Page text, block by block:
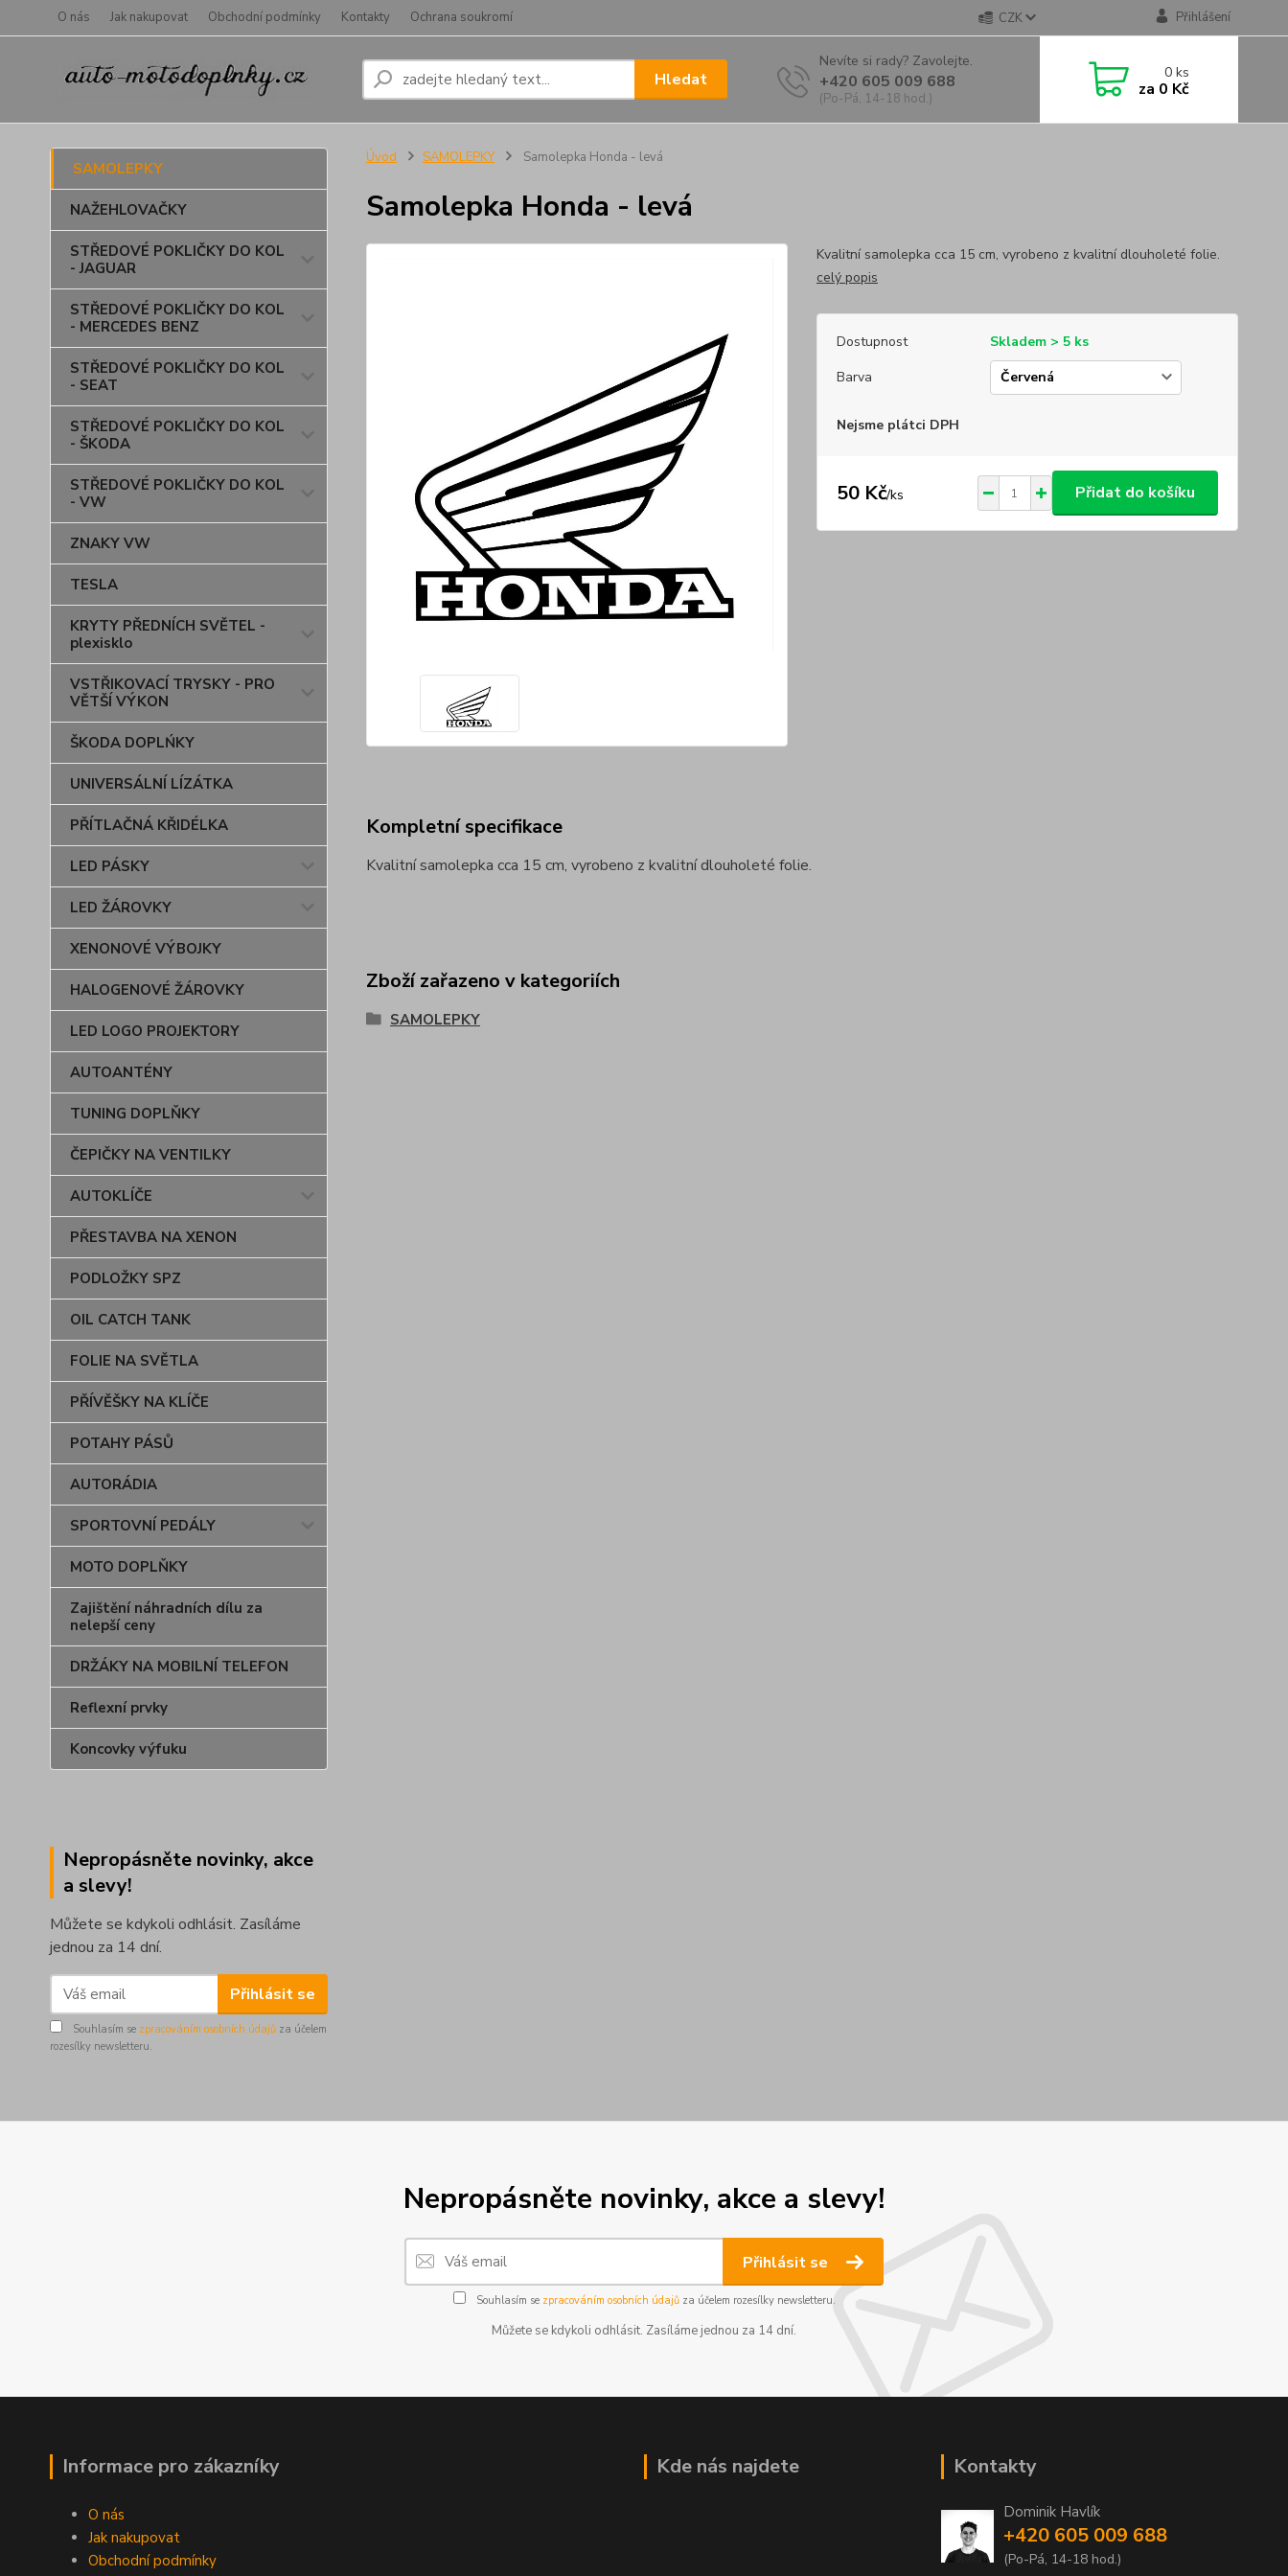
O nás Jak nakupovat Obchodní podmínky Kontakty Ochrana soukromí CZK Přihlášení
Hledat
Nevíte si rady? Zavolejte.
+420 605 009 688
(Po-Pá, 14-18 hod.)
0ks
za 0 Kč
SAMOLEPKY
NAŽEHLOVAČKY
STŘEDOVÉ POKLIČKY DO KOL
- JAGUAR
STŘEDOVÉ POKLIČKY DO KOL
- MERCEDES BENZ
STŘEDOVÉ POKLIČKY DO KOL
- SEAT
STŘEDOVÉ POKLIČKY DO KOL
- ŠKODA
STŘEDOVÉ POKLIČKY DO KOL
- VW
ZNAKY VW
TESLA
KRYTY PŘEDNÍCH SVĚTEL -
plexisklo
VSTŘIKOVACÍ TRYSKY - PRO
VĚTŠÍ VÝKON
ŠKODA DOPLŃKY
UNIVERSÁLNÍ LÍZÁTKA
PŘÍTLAČNÁ KŘIDÉLKA
LED PÁSKY
LED ŽÁROVKY
XENONOVÉ VÝBOJKY
HALOGENOVÉ ŽÁROVKY
LED LOGO PROJEKTORY
AUTOANTÉNY
TUNING DOPLŇKY
ČEPIČKY NA VENTILKY
AUTOKLÍČE
PŘESTAVBA NA XENON
PODLOŽKY SPZ
OIL CATCH TANK
FOLIE NA SVĚTLA
PŘÍVĚŠKY NA KLÍČE
POTAHY PÁSŮ
AUTORÁDIA
SPORTOVNÍ PEDÁLY
MOTO DOPLŇKY
Zajištění náhradních dílu za
nelepší ceny
DRŽÁKY NA MOBILNÍ TELEFON
Reflexní prvky
Koncovky výfuku
Nepropásněte novinky, akce
a slevy!
Můžete se kdykoli odhlásit. Zasíláme
jednou za 14 dní.
Přihlásit se
Souhlasím se zpracováním osobních údajů za účelem
rozesílky newsletteru.
Úvod SAMOLEPKY Samolepka Honda - levá
Samolepka Honda - levá
Kvalitní samolepka cca 15 cm, vyrobeno z kvalitní dlouholeté folie.
celý popis
Dostupnost
Skladem > 5 ks
Barva
Nejsme plátci DPH
50 Kč/ks Přidat do košíku
Kompletní specifikace
Kvalitní samolepka cca 15 cm, vyrobeno z kvalitní dlouholeté folie.
Zboží zařazeno v kategoriích
SAMOLEPKY
Nepropásněte novinky, akce a slevy!
Přihlásit se
Souhlasím se zpracováním osobních údajůza účelem rozesílky newsletteru.
Můžete se kdykoli odhlásit. Zasíláme jednou za 14 dní.
Informace pro zákazníky
O nás
Jak nakupovat
Obchodní podmínky
Kde nás najdete Kontakty
Dominik Havlík
+420 605 009 688
(Po-Pá, 14-18 hod.)